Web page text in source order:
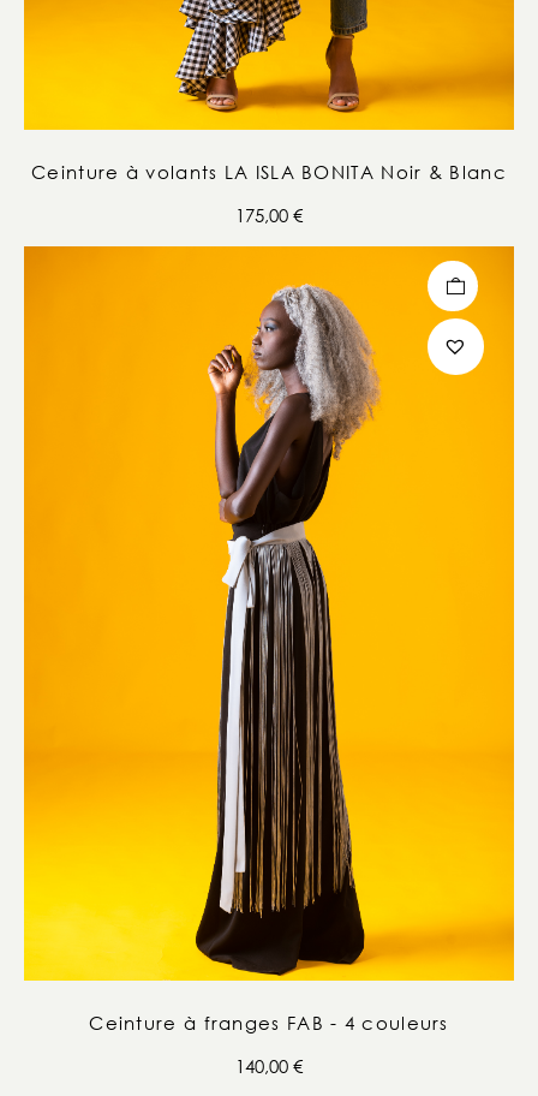
Ceinture à volants LA ISLA BONITA Noir & Blanc
175,00 €
Ceinture à franges FAB - 4 couleurs
140,00 €